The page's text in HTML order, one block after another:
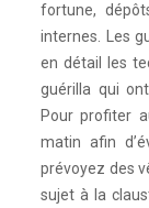
fortune,
internes. Les
en détail les
guérilla qui
Pour profiter
matin afin
prévoyez des
sujet à la